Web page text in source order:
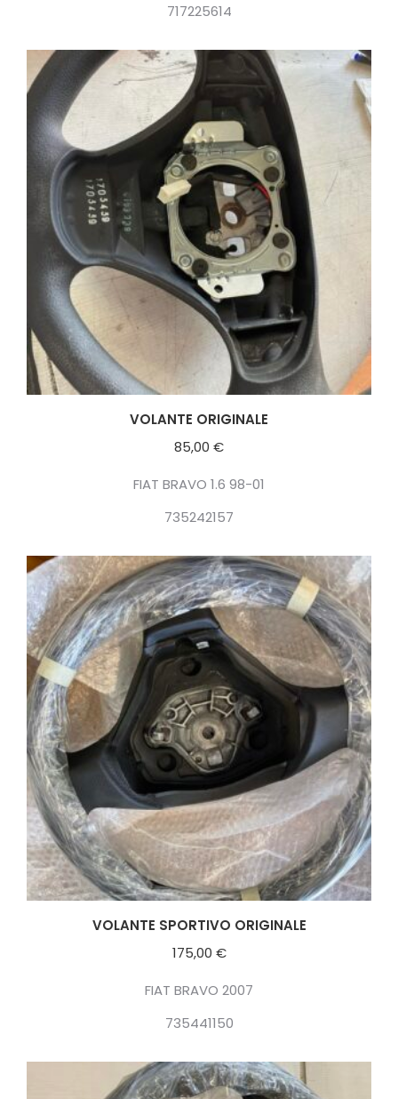
717225614
VOLANTE ORIGINALE
85,00 €
FIAT BRAVO 1.6 98-01
735242157
VOLANTE SPORTIVO ORIGINALE
175,00 €
FIAT BRAVO 2007
735441150